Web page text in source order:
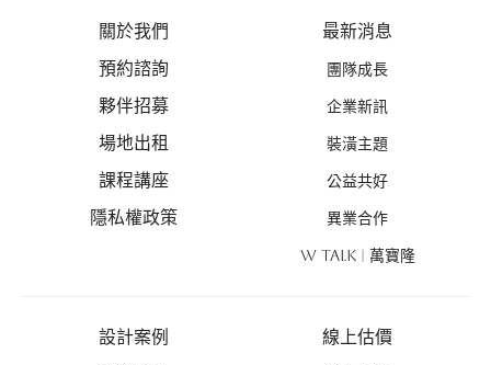
關於我們
預約諮詢
夥伴招募
場地出租
課程講座
隱私權政策
最新消息
團隊成長
企業新訊
裝潢主題
公益共好
異業合作
W TALK | 萬寶隆
設計案例 線上估價